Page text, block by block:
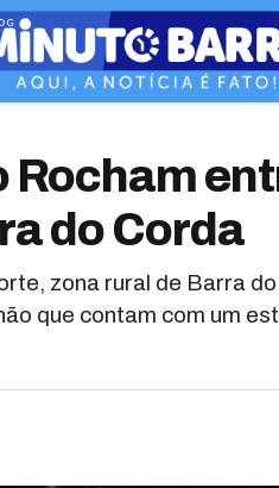
Rocham
do Corda
zona rural de Barra
que contam com um